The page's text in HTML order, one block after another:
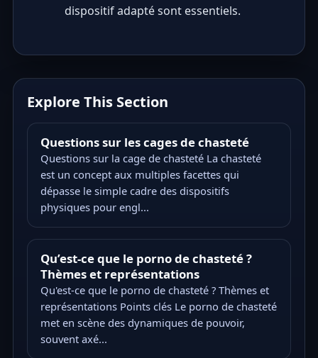
dispositif adapté sont essentiels.
Explore This Section
Questions sur les cages de chasteté
Questions sur la cage de chasteté La chasteté
est un concept aux multiples facettes qui
dépasse le simple cadre des dispositifs
physiques pour engl...
Qu’est-ce que le porno de chasteté ?
Thèmes et représentations
Qu'est-ce que le porno de chasteté ? Thèmes et
représentations Points clés Le porno de chasteté
met en scène des dynamiques de pouvoir,
souvent axé...